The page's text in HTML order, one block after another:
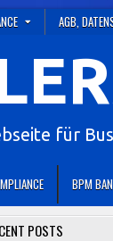
AGB,
für
BPM
POSTS